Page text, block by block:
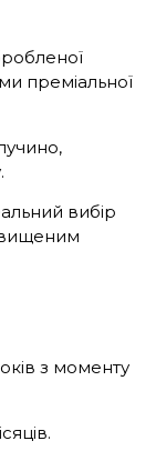
преміальної
вибір
з моменту